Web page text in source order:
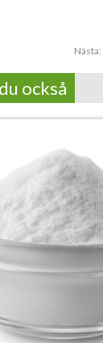
Nästa:
också